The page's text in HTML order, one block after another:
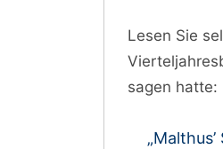
Lesen Sie
sagen hatte: